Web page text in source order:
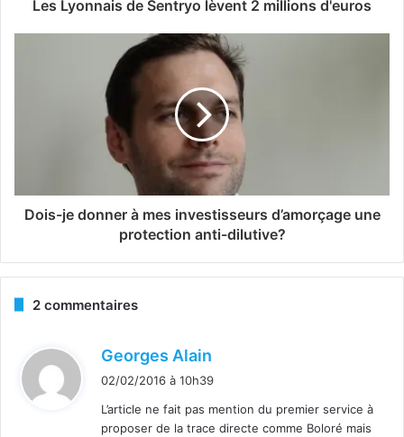
Les Lyonnais de Sentryo lèvent 2 millions d'euros
Dois-je donner à mes investisseurs d’amorçage une
protection anti-dilutive?
2 commentaires
Georges Alain
:
02/02/2016 à 10h39
L’article ne fait pas mention du premier service à
proposer de la trace directe comme Boloré mais